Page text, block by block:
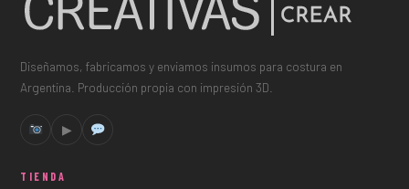
Diseñamos, fabricamos y enviamos insumos para costura en
Argentina. Producción propia con impresión 3D.
▶
TIENDA